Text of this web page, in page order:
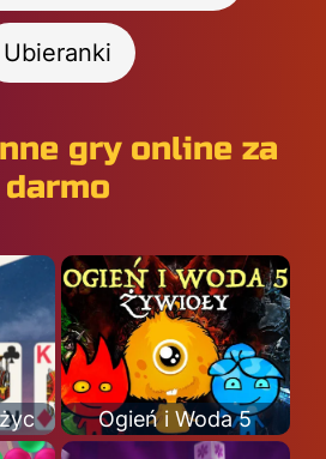
Ubieranki
gry online za
darmo
Ogień i Woda 5